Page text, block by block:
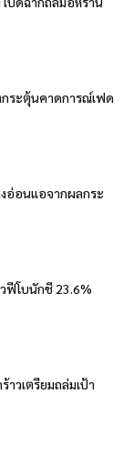
กระตุ้นคาดการณ์เฟด
อ่อนแอจากผลกระ
ฟีโบนักชี 23.6%
วเตรียมถล่มเป้า